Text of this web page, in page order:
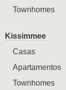
Townhomes
Kissimmee
Casas
Apartamentos
Townhomes